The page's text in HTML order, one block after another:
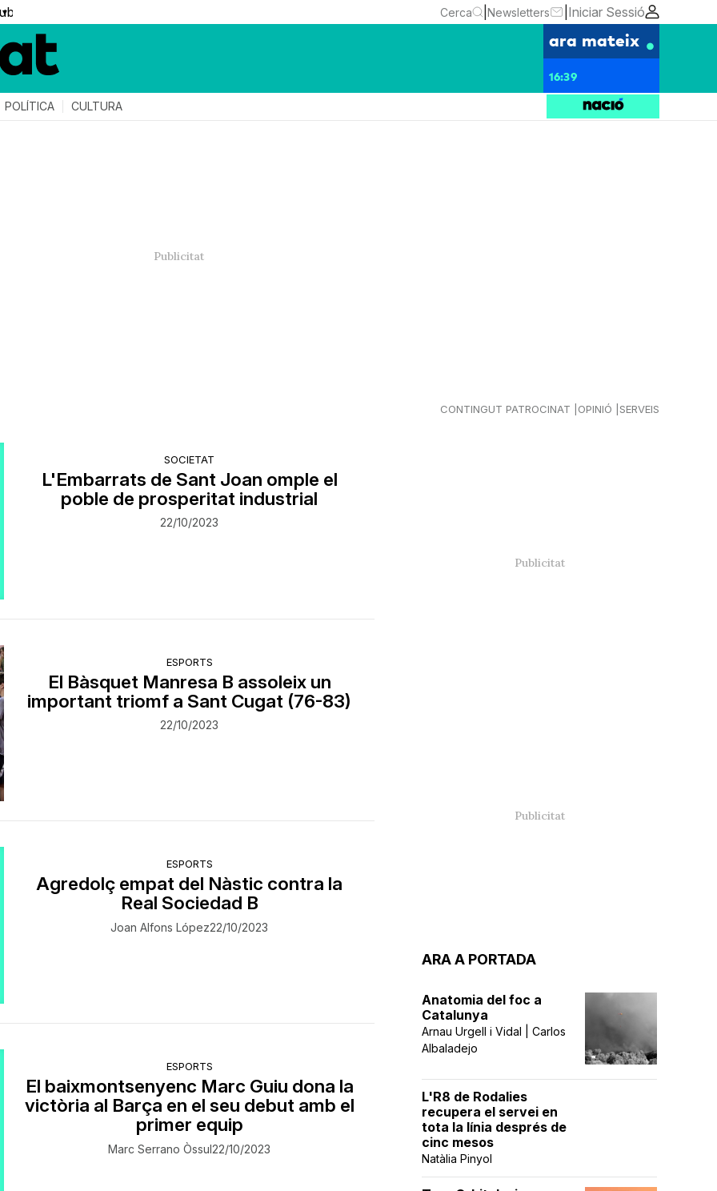
▼ Cerca Newsletters Iniciar Sessió
ara mateix
16:39
POLÍTICA CULTURA
CONTINGUT PATROCINAT OPINIÓ SERVEIS
SOCIETAT
L'Embarrats de Sant Joan omple el
poble de prosperitat industrial
22/10/2023
ESPORTS
El Bàsquet Manresa B assoleix un
important triomf a Sant Cugat (76-83)
22/10/2023
ESPORTS
Agredolç empat del Nàstic contra la
Real Sociedad B
Joan Alfons López22/10/2023
ESPORTS
El baixmontsenyenc Marc Guiu dona la
victòria al Barça en el seu debut amb el
primer equip
Marc Serrano Òssul22/10/2023
ARA A PORTADA
Anatomia del foc a
Catalunya
Arnau Urgell i Vidal | Carlos
Albaladejo
L'R8 de Rodalies
recupera el servei en
tota la línia després de
cinc mesos
Natàlia Pinyol